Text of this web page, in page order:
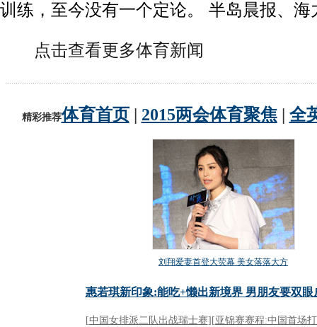
训练，至今没有一个定论。 半岛晨报、海
点击查看更多体育新闻